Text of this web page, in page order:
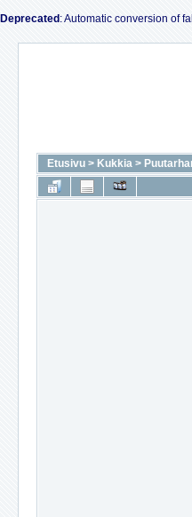
Deprecated : Automatic conversion of
Etusivu > Kukkia >